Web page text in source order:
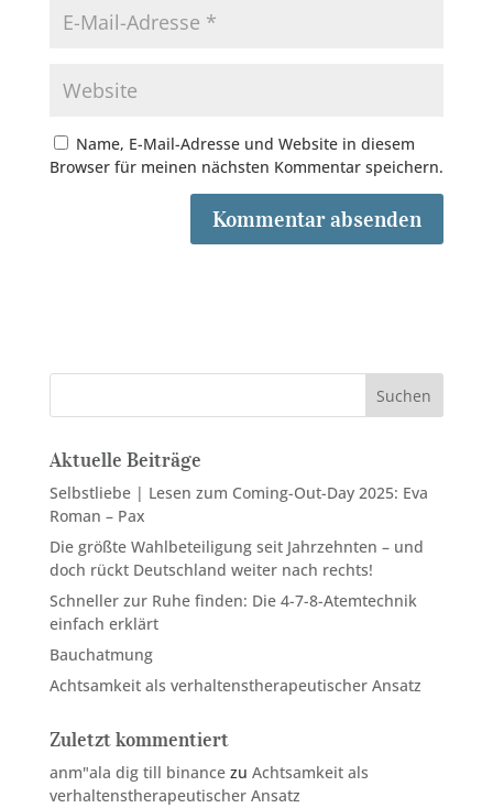
Name, E-Mail-Adresse und Website in diesem
Browser für meinen nächsten Kommentar speichern.
Suchen
Aktuelle Beiträge
Selbstliebe | Lesen zum Coming-Out-Day 2025: Eva
Roman – Pax
Die größte Wahlbeteiligung seit Jahrzehnten – und
doch rückt Deutschland weiter nach rechts!
Schneller zur Ruhe finden: Die 4-7-8-Atemtechnik
einfach erklärt
Bauchatmung
Achtsamkeit als verhaltenstherapeutischer Ansatz
Zuletzt kommentiert
anm"ala dig till binancezu Achtsamkeit als
verhaltenstherapeutischer Ansatz